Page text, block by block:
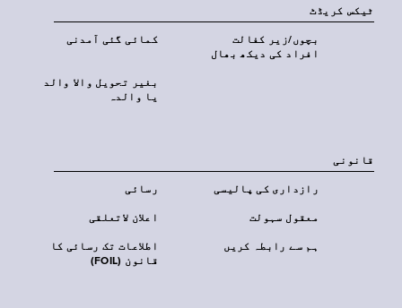
ٹیکس کریڈٹ
کمائی گئی آمدنی
بچوں/زیر کفالت
افراد کی دیکھ بھال
بغیر تحویل والا والد
یا والدہ
قانونی
رسائی رازداری کی پالیسی
اعلان لاتعلقی معقول سہولت
اطلاعات تک رسائی کا
قانون (FOIL)
ہم سے رابطہ کریں